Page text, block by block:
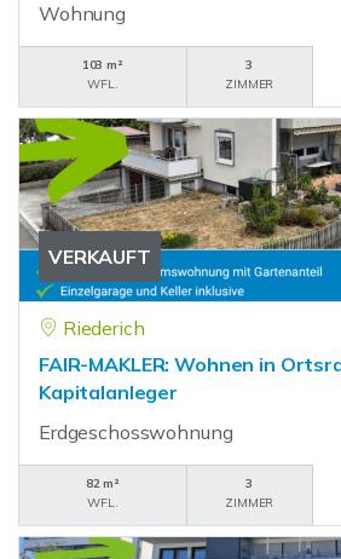
Wohnung
103 m²
WFL.
3
ZIMMER
VERKAUFT
Riederich
FAIR-MAKLER: Wohnen in
Kapitalanleger
Erdgeschosswohnung
82 m²
WFL.
3
ZIMMER